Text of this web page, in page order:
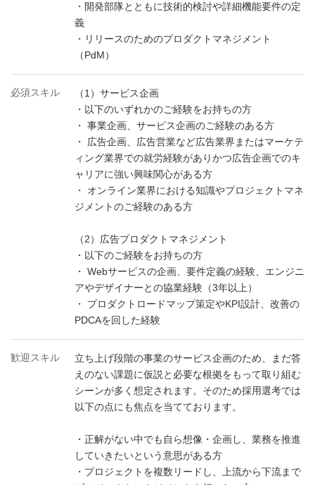
・開発部隊とともに技術的検討や詳細機能要件の定
義
・リリースのためのプロダクトマネジメント
（PdM）
必須スキル
（1）サービス企画
・以下のいずれかのご経験をお持ちの方
・ 事業企画、サービス企画のご経験のある方
・ 広告企画、広告営業など広告業界またはマーケテ
ィング業界での就労経験がありかつ広告企画でのキ
ャリアに強い興味関心がある方
・ オンライン業界における知識やプロジェクトマネ
ジメントのご経験のある方
（2）広告プロダクトマネジメント
・以下のご経験をお持ちの方
・ Webサービスの企画、要件定義の経験、エンジニ
アやデザイナーとの協業経験（3年以上）
・ プロダクトロードマップ策定やKPI設計、改善の
PDCAを回した経験
歓迎スキル
立ち上げ段階の事業のサービス企画のため、まだ答
えのない課題に仮説と必要な根拠をもって取り組む
シーンが多く想定されます。そのため採用選考では
以下の点にも焦点を当てております。
・正解がない中でも自ら想像・企画し、業務を推進
していきたいという意思がある方
・プロジェクトを複数リードし、上流から下流まで